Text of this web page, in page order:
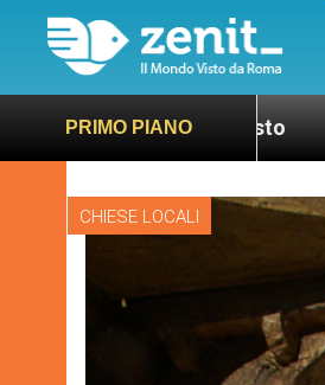
PRIMO PIANO
LEV: “Papa
CHIESE LOCALI